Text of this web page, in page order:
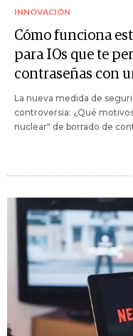
INNOVACIÓN
Cómo funciona
para IOs que te
contraseñas con
La nueva medida de
controversia: ¿Qué
nuclear" de borrado de